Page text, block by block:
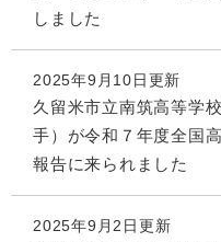
しました
2025年9月10日更新
久留米市立南筑高等学
手）が令和７年度全国
報告に来られました
2025年9月2日更新